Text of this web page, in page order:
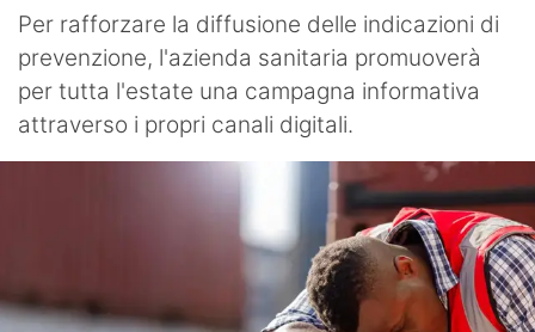
Per rafforzare la diffusione delle indicazioni di
prevenzione, l'azienda sanitaria promuoverà
per tutta l'estate una campagna informativa
attraverso i propri canali digitali.